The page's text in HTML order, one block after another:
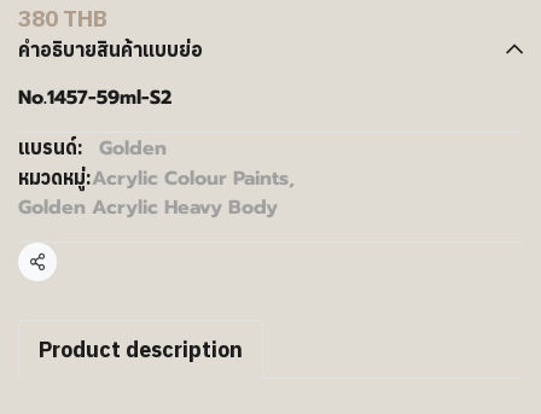
380 THB
คำอธิบายสินค้าแบบย่อ
No.1457-59ml-S2
แบรนด์: Golden
หมวดหมู่:Acrylic Colour Paints,
Golden Acrylic Heavy Body
แชร์
Product description